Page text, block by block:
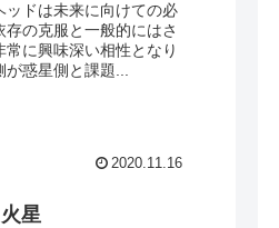
ッドは未来に向けての必
の克服と一般的にはさ
に興味深い相性となり
が惑星側と課題...
2020.11.16
星